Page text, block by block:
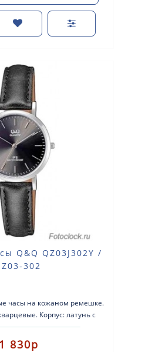
Q&Q QZ03J302Y /
302
часы на кожаном ремешке.
Корпус: латунь с
покрытием. ..
1 830р